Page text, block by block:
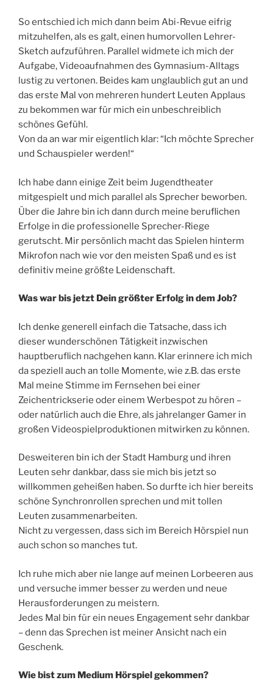
So entschied ich mich dann beim Abi-Revue eifrig
mitzuhelfen, als es galt, einen humorvollen Lehrer-
Sketch aufzuführen. Parallel widmete ich mich der
Aufgabe, Videoaufnahmen des Gymnasium-Alltags
lustig zu vertonen. Beides kam unglaublich gut an und
das erste Mal von mehreren hundert Leuten Applaus
zu bekommen war für mich ein unbeschreiblich
schönes Gefühl.
Von da an war mir eigentlich klar: “Ich möchte Sprecher
und Schauspieler werden!“
Ich habe dann einige Zeit beim Jugendtheater
mitgespielt und mich parallel als Sprecher beworben.
Über die Jahre bin ich dann durch meine beruflichen
Erfolge in die professionelle Sprecher-Riege
gerutscht. Mir persönlich macht das Spielen hinterm
Mikrofon nach wie vor den meisten Spaß und es ist
definitiv meine größte Leidenschaft.
Was war bis jetzt Dein größter Erfolg in dem Job?
Ich denke generell einfach die Tatsache, dass ich
dieser wunderschönen Tätigkeit inzwischen
hauptberuflich nachgehen kann. Klar erinnere ich mich
da speziell auch an tolle Momente, wie z.B. das erste
Mal meine Stimme im Fernsehen bei einer
Zeichentrickserie oder einem Werbespot zu hören –
oder natürlich auch die Ehre, als jahrelanger Gamer in
großen Videospielproduktionen mitwirken zu können.
Desweiteren bin ich der Stadt Hamburg und ihren
Leuten sehr dankbar, dass sie mich bis jetzt so
willkommen geheißen haben. So durfte ich hier bereits
schöne Synchronrollen sprechen und mit tollen
Leuten zusammenarbeiten.
Nicht zu vergessen, dass sich im Bereich Hörspiel nun
auch schon so manches tut.
Ich ruhe mich aber nie lange auf meinen Lorbeeren aus
und versuche immer besser zu werden und neue
Herausforderungen zu meistern.
Jedes Mal bin für ein neues Engagement sehr dankbar
– denn das Sprechen ist meiner Ansicht nach ein
Geschenk.
Wie bist zum Medium Hörspiel gekommen?